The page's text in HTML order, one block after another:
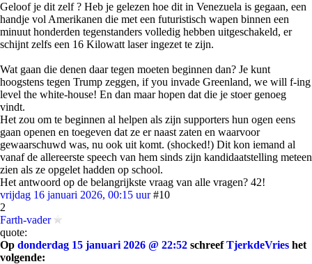
Geloof je dit zelf ? Heb je gelezen hoe dit in Venezuela is gegaan, een
handje vol Amerikanen die met een futuristisch wapen binnen een
minuut honderden tegenstanders volledig hebben uitgeschakeld, er
schijnt zelfs een 16 Kilowatt laser ingezet te zijn.
Wat gaan die denen daar tegen moeten beginnen dan? Je kunt
hoogstens tegen Trump zeggen, if you invade Greenland, we will f-ing
level the white-house! En dan maar hopen dat die je stoer genoeg
vindt.
Het zou om te beginnen al helpen als zijn supporters hun ogen eens
gaan openen en toegeven dat ze er naast zaten en waarvoor
gewaarschuwd was, nu ook uit komt. (shocked!) Dit kon iemand al
vanaf de allereerste speech van hem sinds zijn kandidaatstelling meteen
zien als ze opgelet hadden op school.
Het antwoord op de belangrijkste vraag van alle vragen? 42!
vrijdag 16 januari 2026, 00:15 uur #10
2
Farth-vader
quote:
Op donderdag 15 januari 2026 @ 22:52 schreefTjerkdeVries het
volgende: